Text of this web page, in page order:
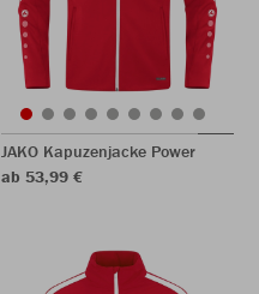
JAKO Kapuzenjacke Power
ab 53,99 €